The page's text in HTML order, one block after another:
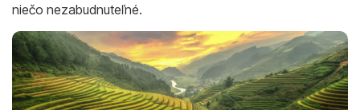
niečo nezabudnuteľné.